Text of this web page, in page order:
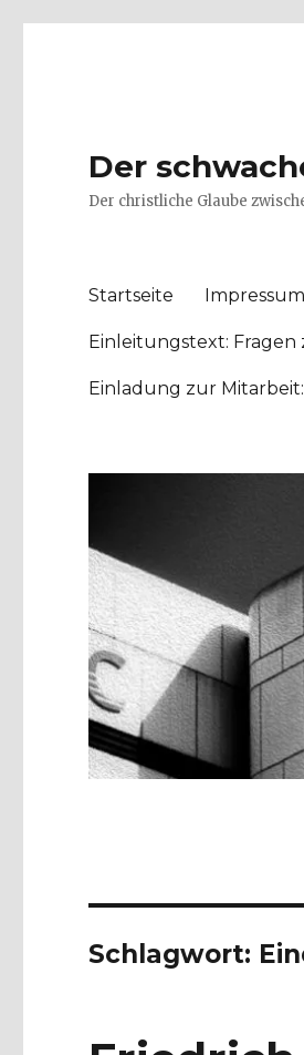
Der
Der christliche Glaube
Startseite Impressum
Einleitungstext: Fragen
Einladung zur
Schlagwort: